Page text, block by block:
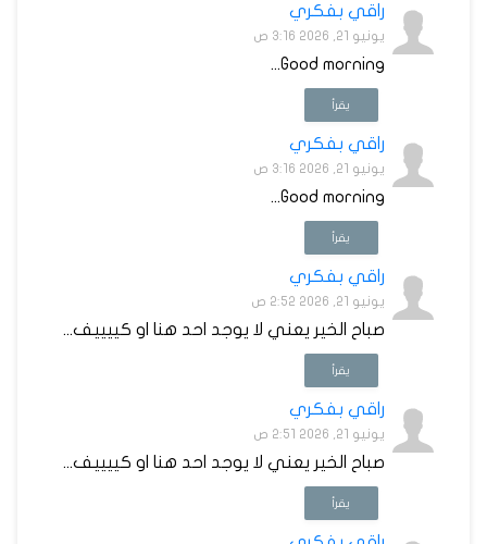
راقي بفكري
يونيو 21, 2026 3:16 ص
Good morning...
يقرأ
راقي بفكري
يونيو 21, 2026 3:16 ص
Good morning...
يقرأ
راقي بفكري
يونيو 21, 2026 2:52 ص
صباح الخير يعني لا يوجد احد هنا او كييييف...
يقرأ
راقي بفكري
يونيو 21, 2026 2:51 ص
صباح الخير يعني لا يوجد احد هنا او كييييف...
يقرأ